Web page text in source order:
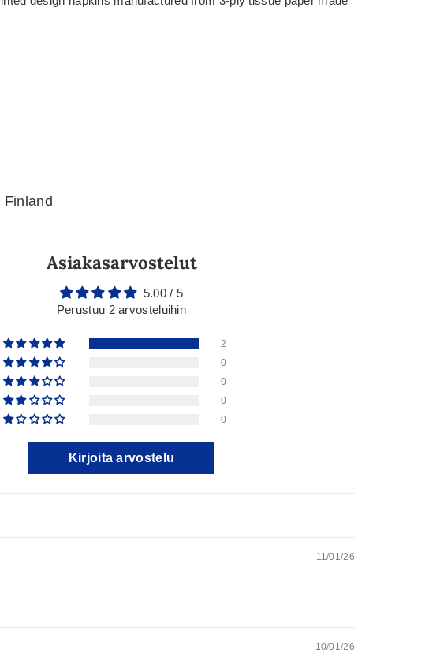
Finland
Asiakasarvostelut
5.00 / 5
Perustuu 2 arvosteluihin
2
0
0
0
0
Kirjoita arvostelu
11/01/26
10/01/26